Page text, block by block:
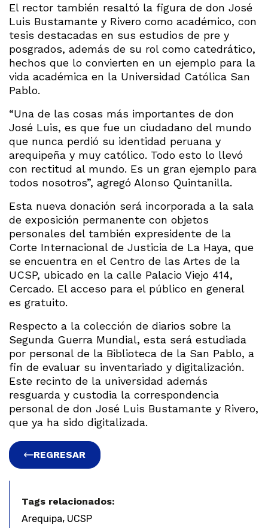
El rector también resaltó la figura de don José
Luis Bustamante y Rivero como académico, con
tesis destacadas en sus estudios de pre y
posgrados, además de su rol como catedrático,
hechos que lo convierten en un ejemplo para la
vida académica en la Universidad Católica San
Pablo.
“Una de las cosas más importantes de don
José Luis, es que fue un ciudadano del mundo
que nunca perdió su identidad peruana y
arequipeña y muy católico. Todo esto lo llevó
con rectitud al mundo. Es un gran ejemplo para
todos nosotros”, agregó Alonso Quintanilla.
Esta nueva donación será incorporada a la sala
de exposición permanente con objetos
personales del también expresidente de la
Corte Internacional de Justicia de La Haya, que
se encuentra en el Centro de las Artes de la
UCSP, ubicado en la calle Palacio Viejo 414,
Cercado. El acceso para el público en general
es gratuito.
Respecto a la colección de diarios sobre la
Segunda Guerra Mundial, esta será estudiada
por personal de la Biblioteca de la San Pablo, a
fin de evaluar su inventariado y digitalización.
Este recinto de la universidad además
resguarda y custodia la correspondencia
personal de don José Luis Bustamante y Rivero,
que ya ha sido digitalizada.
REGRESAR
Tags relacionados:
Arequipa, UCSP